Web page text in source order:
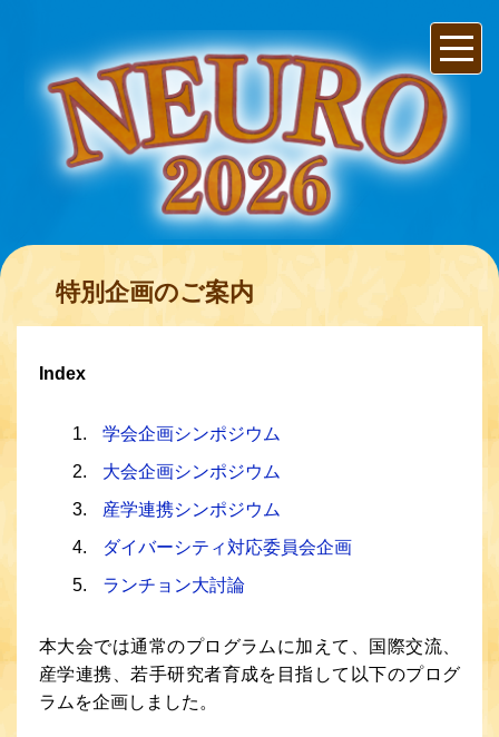
特別企画のご案内
Index
学会企画シンポジウム
大会企画シンポジウム
産学連携シンポジウム
ダイバーシティ対応委員会企画
ランチョン大討論
本大会では通常のプログラムに加えて、国際交流、
産学連携、若手研究者育成を目指して以下のプログ
ラムを企画しました。